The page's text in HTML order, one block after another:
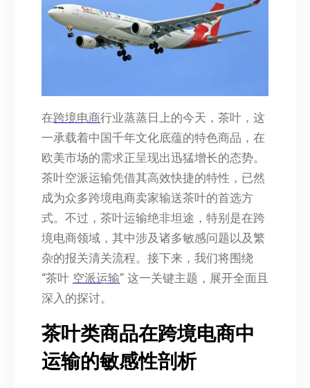
在跨境电商行业蒸蒸日上的今天，茶叶，这
一承载着中国千年文化底蕴的特色商品，在
欧美市场的需求正呈现出迅猛增长的态势。
茶叶空派运输凭借其高效快捷的特性，已然
成为众多跨境电商卖家输送茶叶的首选方
式。不过，茶叶运输绝非坦途，特别是在跨
境电商领域，其中涉及诸多敏感问题以及繁
杂的报关清关流程。接下来，我们将围绕
“茶叶 空派运输” 这一关键主题，展开全面且
深入的探讨。
茶叶类商品在跨境电商中
运输的敏感性剖析